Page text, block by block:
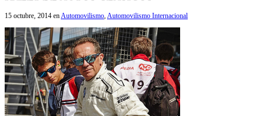
15 octubre, 2014 en Automovilismo Automovilismo Internacional